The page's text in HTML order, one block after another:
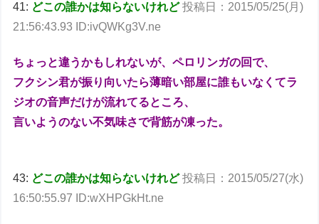
41: どこの誰かは知らないけれど 投稿日：2015/05/25(月)
21:56:43.93 ID:ivQWKg3V.ne
ちょっと違うかもしれないが、ペロリンガの回で、
フクシン君が振り向いたら薄暗い部屋に誰もいなくてラ
ジオの音声だけが流れてるところ、
言いようのない不気味さで背筋が凍った。
43: どこの誰かは知らないけれど 投稿日：2015/05/27(水)
16:50:55.97 ID:wXHPGkHt.ne